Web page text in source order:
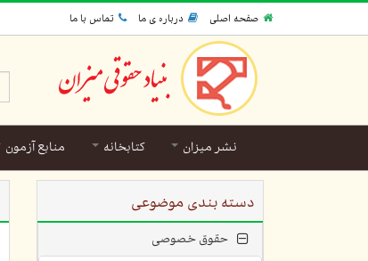
صفحه اصلی درباره ی ما تماس با ما
نشر میزان کتابخانه منابع آزمون
دسته بندی موضوعی
حقوق خصوصی